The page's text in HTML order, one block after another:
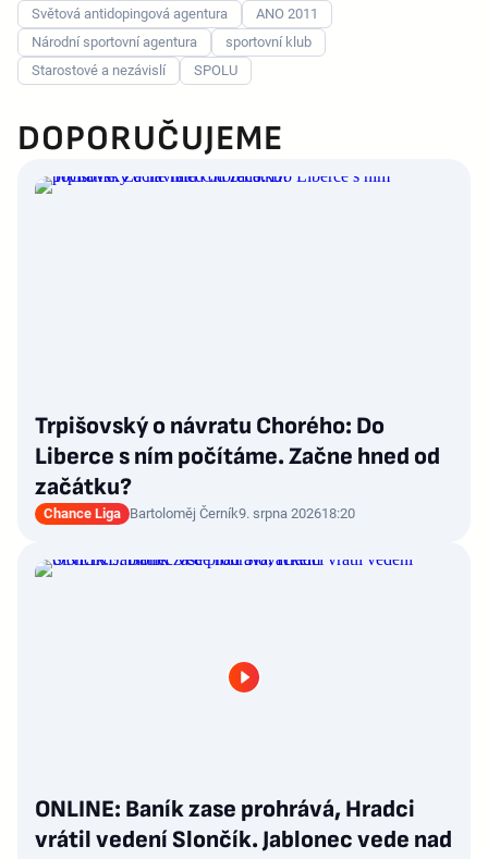
Světová antidopingová agentura
ANO 2011
Národní sportovní agentura
sportovní klub
Starostové a nezávislí
SPOLU
DOPORUČUJEME
Trpišovský o návratu Chorého: Do
Liberce s ním počítáme. Začne hned od
začátku?
Chance Liga Bartoloměj Černík9. srpna 202618:20
ONLINE: Baník zase prohrává, Hradci
vrátil vedení Slončík. Jablonec vede nad